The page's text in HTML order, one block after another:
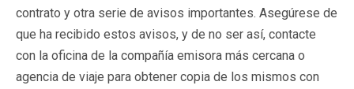
contrato y otra serie de avisos importantes. Asegúrese de
que ha recibido estos avisos, y de no ser así, contacte
con la oficina de la compañía emisora más cercana o
agencia de viaje para obtener copia de los mismos con